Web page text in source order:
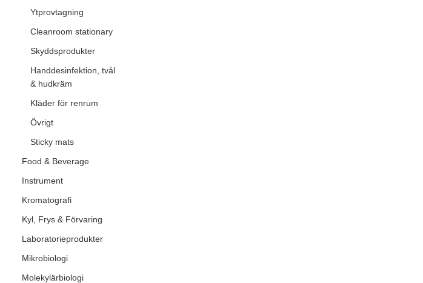
Ytprovtagning
Cleanroom stationary
Skyddsprodukter
Handdesinfektion, tvål
& hudkräm
Kläder för renrum
Övrigt
Sticky mats
Food & Beverage
Instrument
Kromatografi
Kyl, Frys & Förvaring
Laboratorieprodukter
Mikrobiologi
Molekylärbiologi